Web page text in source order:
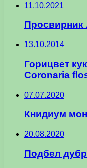
11.10.2021
Просвирник
13.10.2014
Горицвет
Coronaria
07.07.2020
Книдиум
20.08.2020
Подбел